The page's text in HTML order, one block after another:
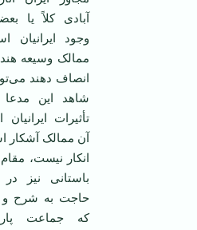
آبادی کلاً یا
وجود ایرانیان
ممالک وسیعه
انصاف دهند
شاهد این مدعا
تأثیرات
آن ممالک آشکار
انکار نیست،
باستانی نیز در
حاجت به شرح و
که جماعت